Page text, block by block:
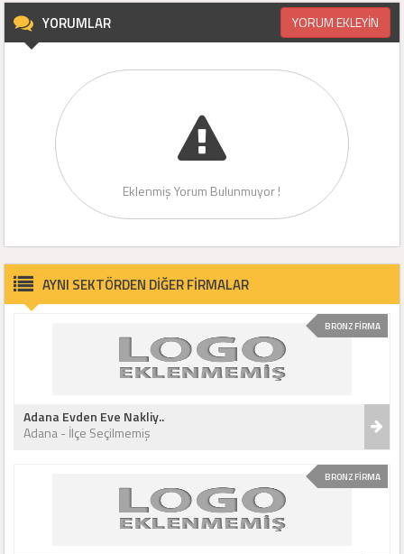
YORUMLAR YORUM EKLEYİN
Eklenmiş Yorum Bulunmuyor !
AYNI SEKTÖRDEN DİĞER FİRMALAR
BRONZ FİRMA
Adana Evden Eve Nakliy..
Adana - İlçe Seçilmemiş
BRONZ FİRMA